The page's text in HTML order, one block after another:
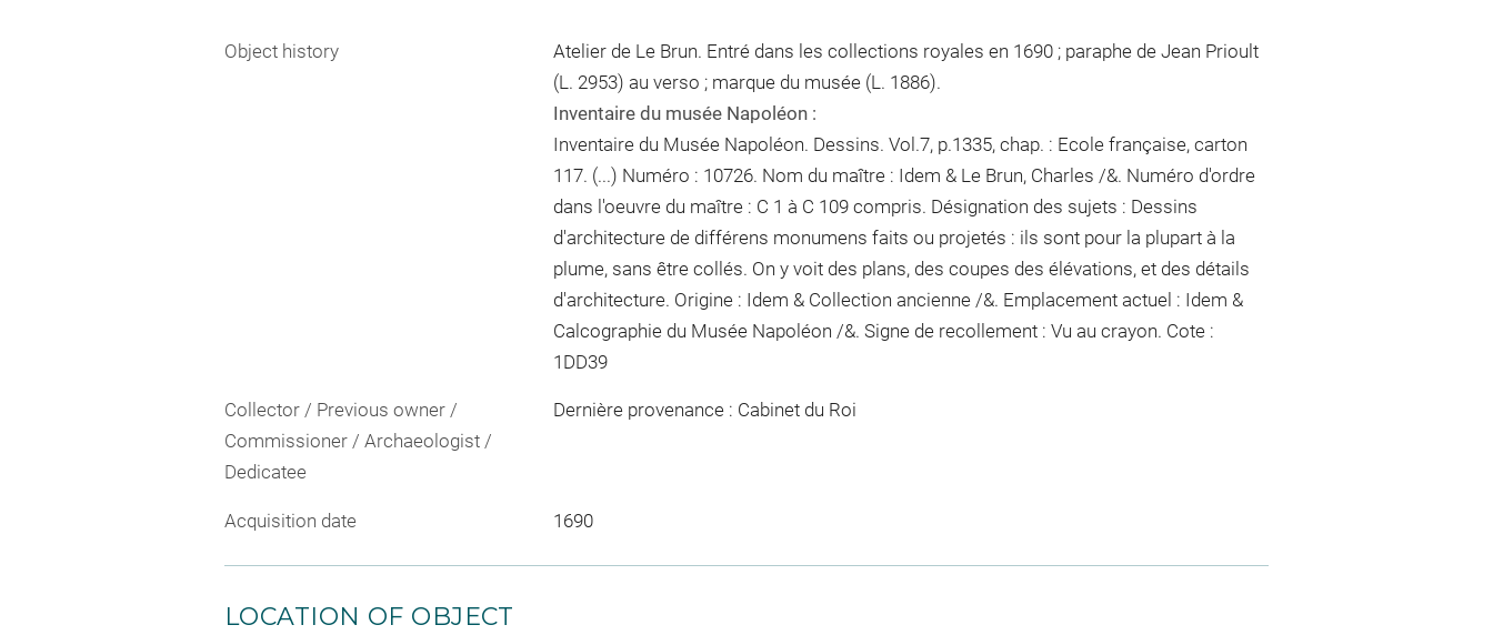
Object history
Atelier de Le Brun. Entré dans les collections royales en 1690 ; paraphe de Jean Prioult
(L. 2953) au verso ; marque du musée (L. 1886).
Inventaire du musée Napoléon :
Inventaire du Musée Napoléon. Dessins. Vol.7, p.1335, chap. : Ecole française, carton
117. (...) Numéro : 10726. Nom du maître : Idem & Le Brun, Charles /&. Numéro d'ordre
dans l'oeuvre du maître : C 1 à C 109 compris. Désignation des sujets : Dessins
d'architecture de différens monumens faits ou projetés : ils sont pour la plupart à la
plume, sans être collés. On y voit des plans, des coupes des élévations, et des détails
d'architecture. Origine : Idem & Collection ancienne /&. Emplacement actuel : Idem &
Calcographie du Musée Napoléon /&. Signe de recollement : Vu au crayon. Cote :
1DD39
Collector / Previous owner /
Commissioner / Archaeologist /
Dedicatee
Dernière provenance : Cabinet du Roi
Acquisition date 1690
LOCATION OF OBJECT